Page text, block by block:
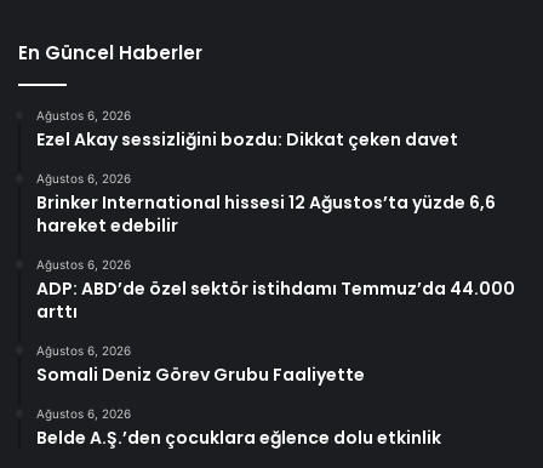
En Güncel Haberler
Ağustos 6, 2026
Ezel Akay sessizliğini bozdu: Dikkat çeken davet
Ağustos 6, 2026
Brinker International hissesi 12 Ağustos’ta yüzde 6,6
hareket edebilir
Ağustos 6, 2026
ADP: ABD’de özel sektör istihdamı Temmuz’da 44.000
arttı
Ağustos 6, 2026
Somali Deniz Görev Grubu Faaliyette
Ağustos 6, 2026
Belde A.Ş.’den çocuklara eğlence dolu etkinlik